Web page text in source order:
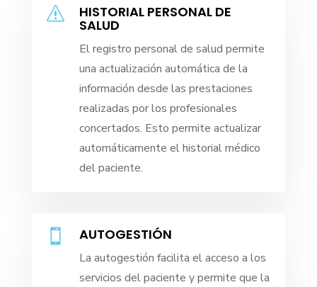
s HISTORIAL PERSONAL DE
SALUD
El registro personal de salud permite
una actualización automática de la
información desde las prestaciones
realizadas por los profesionales
concertados. Esto permite actualizar
automáticamente el historial médico
del paciente.
 AUTOGESTIÓN
La autogestión facilita el acceso a los
servicios del paciente y permite que la